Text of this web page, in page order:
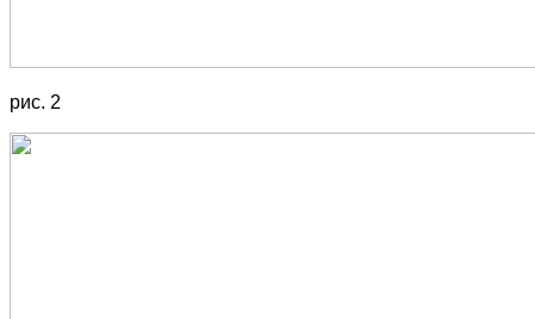
рис. 2